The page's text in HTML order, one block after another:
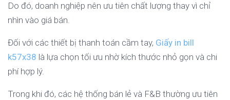
Do đó, doanh nghiệp nên ưu tiên chất lượng thay vì chỉ
nhìn vào giá bán.
Đối với các thiết bị thanh toán cầm tay, Giấy in bill
k57x38 là lựa chọn tối ưu nhờ kích thước nhỏ gọn và chi
phí hợp lý.
Trong khi đó, các hệ thống bán lẻ và F&B thường ưu tiên